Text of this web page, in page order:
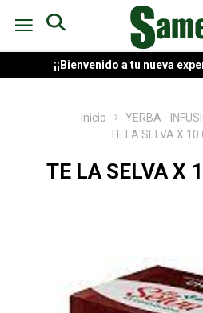
¡¡Bienvenido a tu nueva
Inicio YERBA -
TE LA SELVA X 10
TE LA SELVA X